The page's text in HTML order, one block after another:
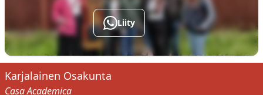
Liity
Karjalainen Osakunta
Casa Academica